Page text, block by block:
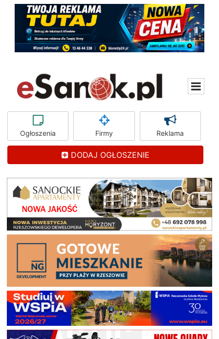
Ogłoszenia Firmy Reklama
DODAJ OGŁOSZENIE